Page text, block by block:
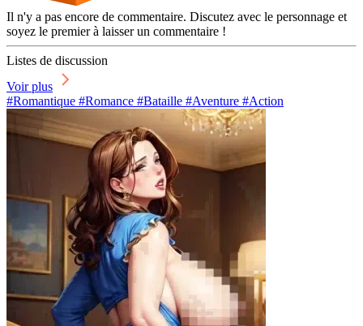
Il n'y a pas encore de commentaire. Discutez avec le personnage et
soyez le premier à laisser un commentaire !
Listes de discussion
Voir plus
#Romantique #Romance #Bataille #Aventure #Action